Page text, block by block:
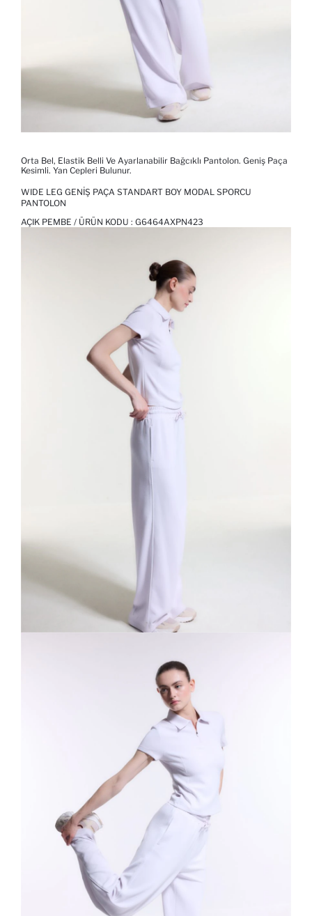
Orta Bel, Elastik Belli Ve Ayarlanabilir Bağcıklı Pantolon. Geniş Paça
Kesimli. Yan Cepleri Bulunur.
WIDE LEG GENIŞ PAÇA STANDART BOY MODAL SPORCU
PANTOLON
AÇIK PEMBE / ÜRÜN KODU : G6464AXPN423